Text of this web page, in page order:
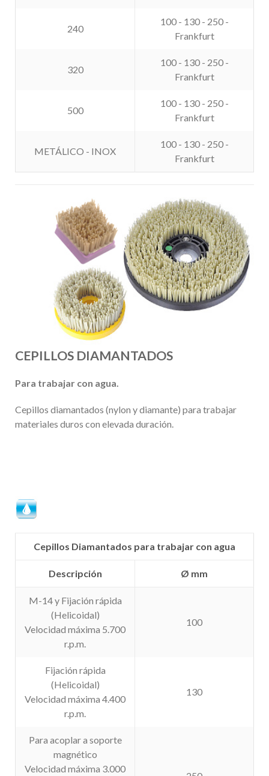
240
100 - 130 - 250 -
Frankfurt
320
100 - 130 - 250 -
Frankfurt
500
100 - 130 - 250 -
Frankfurt
METÁLICO - INOX
100 - 130 - 250 -
Frankfurt
CEPILLOS DIAMANTADOS
Para trabajar con agua.
Cepillos diamantados (nylon y diamante) para trabajar
materiales duros con elevada duración.
Cepillos Diamantados para trabajar con agua
Descripción Ø mm
M-14 y Fijación rápida
(Helicoidal)
Velocidad máxima 5.700
r.p.m.
100
Fijación rápida
(Helicoidal)
Velocidad máxima 4.400
r.p.m.
130
Para acoplar a soporte
magnético
Velocidad máxima 3.000